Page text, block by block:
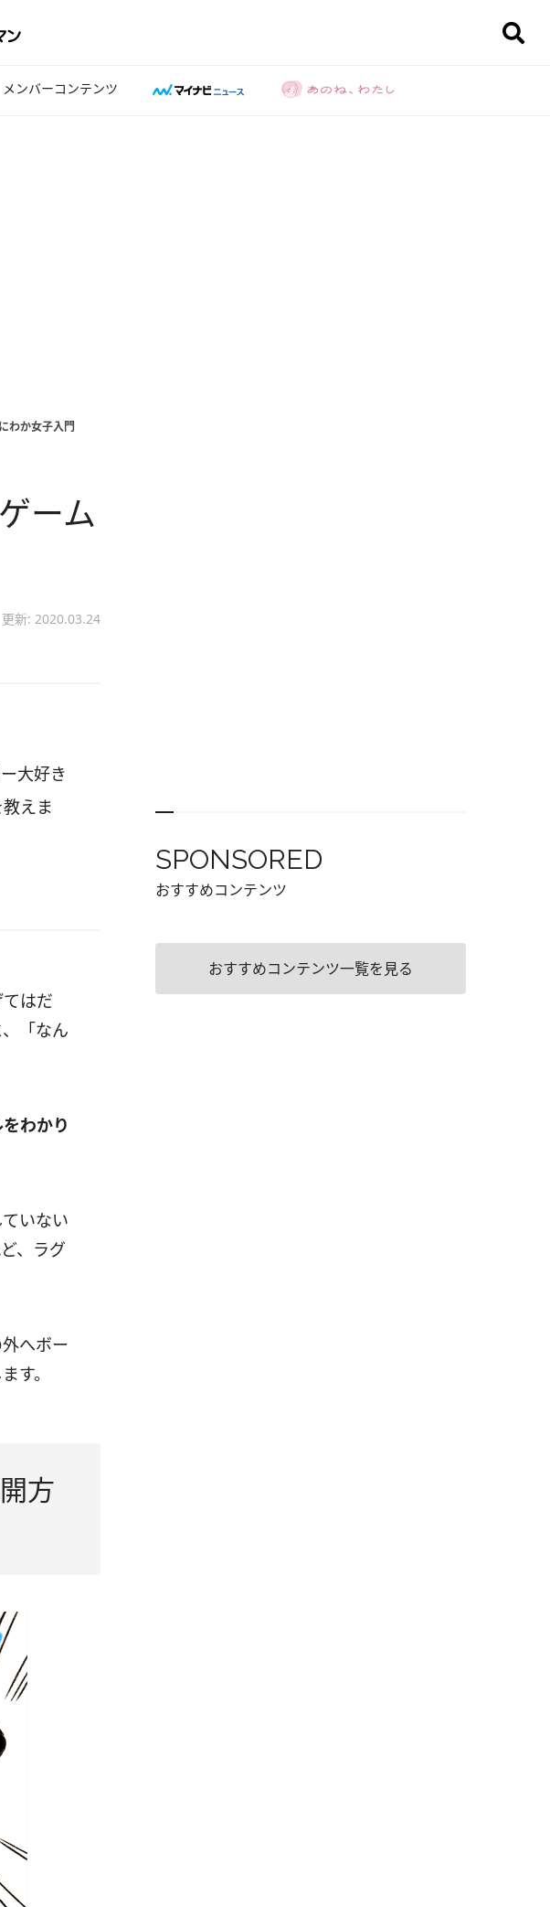
メンバーコンテンツ
わか女子入門
ーム
更新: 2020.03.24
大好き
えま
はだ
「なん
わかり
いない
、ラグ
へボー
す。
方
SPONSORED
おすすめコンテンツ
おすすめコンテンツ一覧を見る